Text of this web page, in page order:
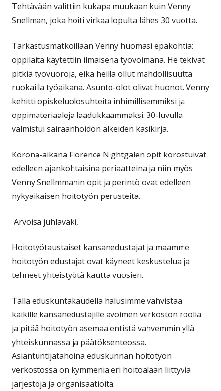
Tehtävään valittiin kukapa muukaan kuin Venny
Snellman, joka hoiti virkaa lopulta lähes 30 vuotta.
Tarkastusmatkoillaan Venny huomasi epäkohtia:
oppilaita käytettiin ilmaisena työvoimana. He tekivät
pitkiä työvuoroja, eikä heillä ollut mahdollisuutta
ruokailla työaikana. Asunto-olot olivat huonot. Venny
kehitti opiskeluolosuhteita inhimillisemmiksi ja
oppimateriaaleja laadukkaammaksi. 30-luvulla
valmistui sairaanhoidon alkeiden käsikirja.
Korona-aikana Florence Nightgalen opit korostuivat
edelleen ajankohtaisina periaatteina ja niin myös
Venny Snellmmanin opit ja perintö ovat edelleen
nykyaikaisen hoitotyön perusteita.
Arvoisa juhlaväki,
Hoitotyötaustaiset kansanedustajat ja maamme
hoitotyön edustajat ovat käyneet keskustelua ja
tehneet yhteistyötä kautta vuosien.
Tällä eduskuntakaudella halusimme vahvistaa
kaikille kansanedustajille avoimen verkoston roolia
ja pitää hoitotyön asemaa entistä vahvemmin yllä
yhteiskunnassa ja päätöksenteossa.
Asiantuntijatahoina eduskunnan hoitotyön
verkostossa on kymmeniä eri hoitoalaan liittyviä
järjestöjä ja organisaatioita.